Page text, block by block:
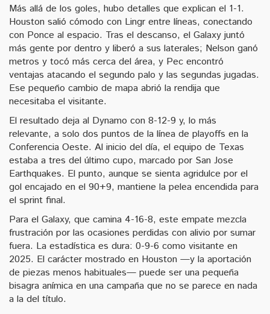
Más allá de los goles, hubo detalles que explican el 1-1.
Houston salió cómodo con Lingr entre líneas, conectando
con Ponce al espacio. Tras el descanso, el Galaxy juntó
más gente por dentro y liberó a sus laterales; Nelson ganó
metros y tocó más cerca del área, y Pec encontró
ventajas atacando el segundo palo y las segundas jugadas.
Ese pequeño cambio de mapa abrió la rendija que
necesitaba el visitante.
El resultado deja al Dynamo con 8-12-9 y, lo más
relevante, a solo dos puntos de la línea de playoffs en la
Conferencia Oeste. Al inicio del día, el equipo de Texas
estaba a tres del último cupo, marcado por San Jose
Earthquakes. El punto, aunque se sienta agridulce por el
gol encajado en el 90+9, mantiene la pelea encendida para
el sprint final.
Para el Galaxy, que camina 4-16-8, este empate mezcla
frustración por las ocasiones perdidas con alivio por sumar
fuera. La estadística es dura: 0-9-6 como visitante en
2025. El carácter mostrado en Houston —y la aportación
de piezas menos habituales— puede ser una pequeña
bisagra anímica en una campaña que no se parece en nada
a la del título.